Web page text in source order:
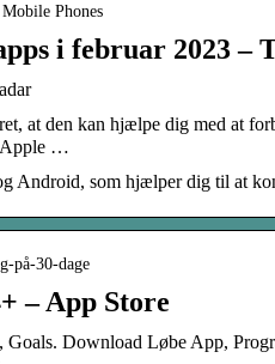
Phones
i februar 2023 –
at den kan hjælpe dig med at
Apple …
Android, som hjælper dig til at
på-30-dage
– App Store
Download Løbe App,